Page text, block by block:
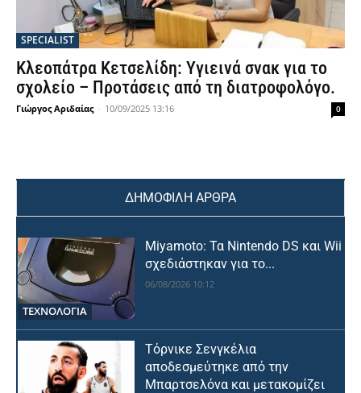
SPECIALIST
Κλεοπάτρα Κετσελίδη: Υγιεινά σνακ για το
σχολείο – Προτάσεις από τη διατροφολόγο.
Γιώργος Αριδαίας - 10/09/2025 13:16 0
ΔΗΜΟΦΙΛΗ ΑΡΘΡΑ
ΤΕΧΝΟΛΟΓΙΑ
Miyamoto: Τα Nintendo DS και Wii
σχεδιάστηκαν για το...
06/08/2026 10:12
Τόρνικε Σενγκέλια
αποδεσμεύτηκε από την
Μπαρτσελόνα και μετακομίζει